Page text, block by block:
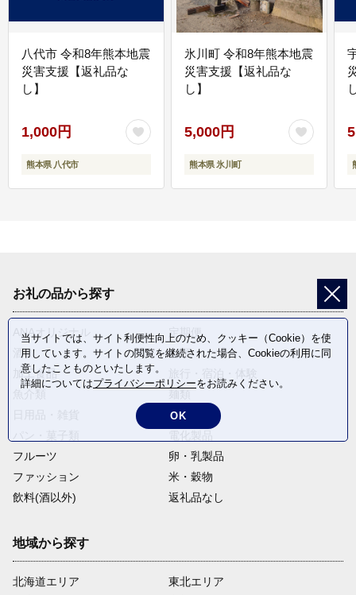
八代市 令和8年熊本地震
災害支援【返礼品な
し】
1,000円
熊本県 八代市
氷川町 令和8年熊本地震
災害支援【返礼品な
し】
5,000円
熊本県 氷川町
お礼の品から探す
ANAオリジナル
定期便
酒
肉類
加工食品
野菜
フルーツ
卵・乳製品
ファッション
米・穀物
飲料(酒以外)
返礼品なし
地域から探す
北海道エリア
東北エリア
当サイトでは、サイト利便性向上のため、クッキー（Cookie）を使
用しています。サイトの閲覧を継続された場合、Cookieの利用に同
意したことものといたします。
詳細についてはプライバシーポリシーをお読みください。
OK